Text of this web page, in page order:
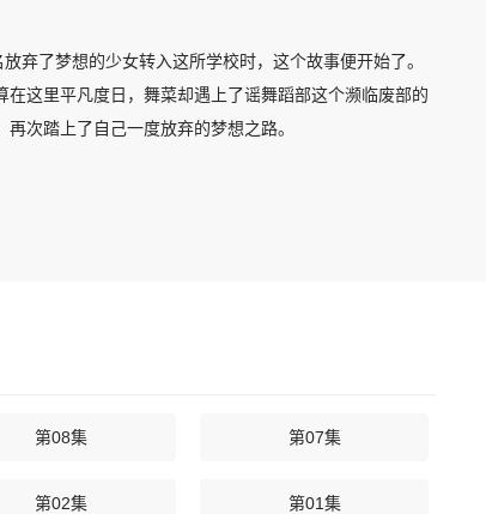
弃了梦想的少女转入这所学校时，这个故事便开始了。
这里平凡度日，舞菜却遇上了谣舞蹈部这个濒临废部的
次踏上了自己一度放弃的梦想之路。
第08集 第07集
第02集 第01集